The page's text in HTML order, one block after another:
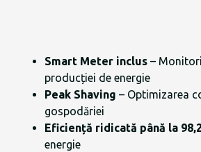
Smart Meter inclus –
producției de energie
Peak Shaving – Optimizarea
gospodăriei
Eficiență ridicată până la
energie